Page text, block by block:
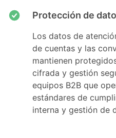
Protección de
Los datos de
de cuentas y las
mantienen
cifrada y gestión
equipos B2B que
estándares de
interna y gestión de